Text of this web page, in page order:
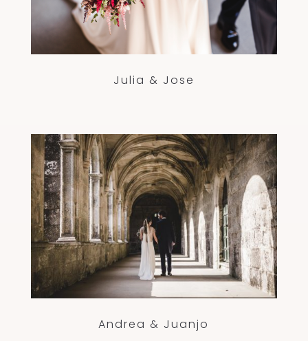
Julia & Jose
Andrea & Juanjo